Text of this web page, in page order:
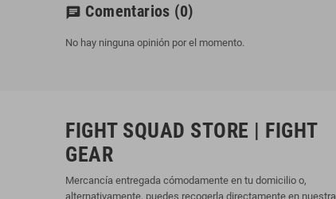
chat Comentarios (0)
No hay ninguna opinión por el momento.
FIGHT SQUAD STORE | FIGHT
GEAR
Mercancía entregada cómodamente en tu domicilio o,
alternativamente, puedes recogerla directamente en nuestra